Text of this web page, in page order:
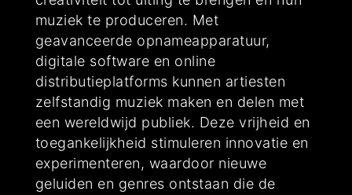
muziek te produceren. Met
geavanceerde opnameapparatuur,
digitale software en online
distributieplatforms kunnen artiesten
zelfstandig muziek maken en delen met
een wereldwijd publiek. Deze vrijheid en
toegankelijkheid stimuleren innovatie en
experimenteren, waardoor nieuwe
geluiden en genres ontstaan die de